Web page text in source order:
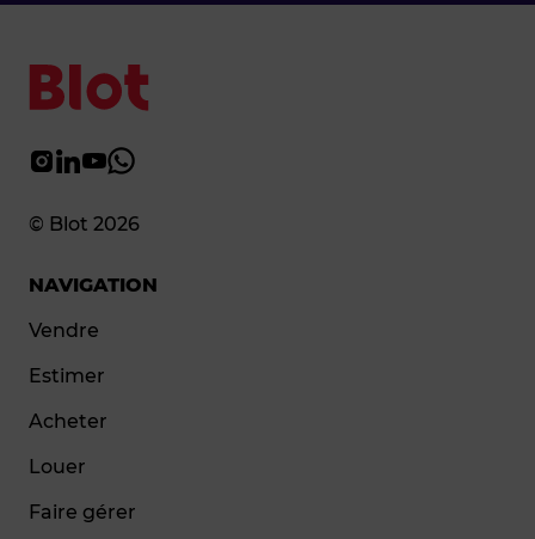
© Blot 2026
NAVIGATION
Vendre
Estimer
Acheter
Louer
Faire gérer